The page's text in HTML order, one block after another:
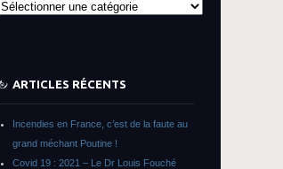
Catégories
ARTICLES RÉCENTS
Incendies en France, c’est de la faute au
grand méchant Poutine !
Covid 19 : 2021 – Le Dr Louis Fouché